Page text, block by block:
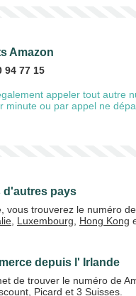
Amazon
94 77 15
appeler tout autre
minute ou par appel ne
d'autres pays
vous trouverez le numéro
Luxembourg Hong Kong
depuis l' Irlande
de trouver le numéro de
Picard et 3 Suisses